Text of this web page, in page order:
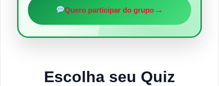
Quero participar do grupo→
Escolha seu Quiz